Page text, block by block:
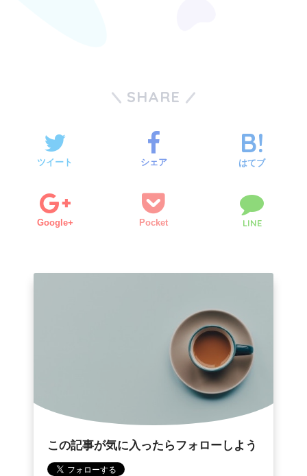
SHARE
ツイート シェア はてブ
Google+ Pocket LINE
この記事が気に入ったらフォローしよう